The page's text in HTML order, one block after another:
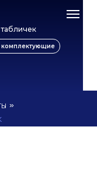
комплектующие
»